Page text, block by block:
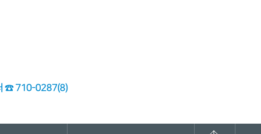
☎ 710-0287(8)